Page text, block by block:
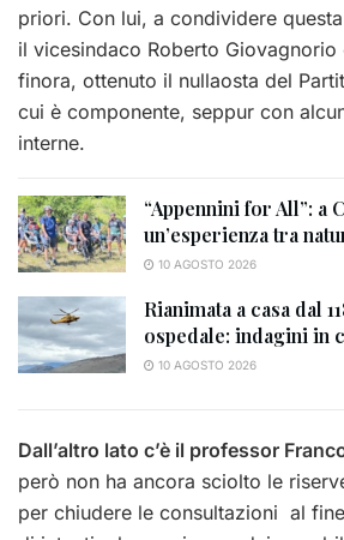
priori. Con lui, a condividere
il vicesindaco Roberto Giovagnorio
finora, ottenuto il nullaosta del
cui è componente, seppur con
interne.
“Appennini for All”: a
un’esperienza tra
10 AGOSTO 2026
Rianimata a casa dal
ospedale: indagini in
10 AGOSTO 2026
Dall’altro lato c’è il professor
però non ha ancora sciolto le
per chiudere le consultazioni al